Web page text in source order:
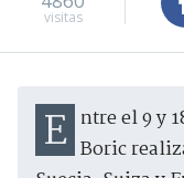
visitas
Entre el 9 y 18 de junio el presidente Gabriel Boric